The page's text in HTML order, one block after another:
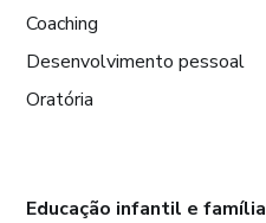
Coaching
Desenvolvimento pessoal
Oratória
Educação infantil e família